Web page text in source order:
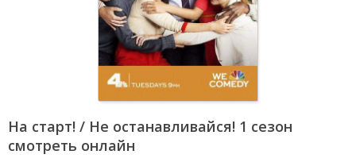
На старт! / Не останавливайся! 1 сезон
смотреть онлайн